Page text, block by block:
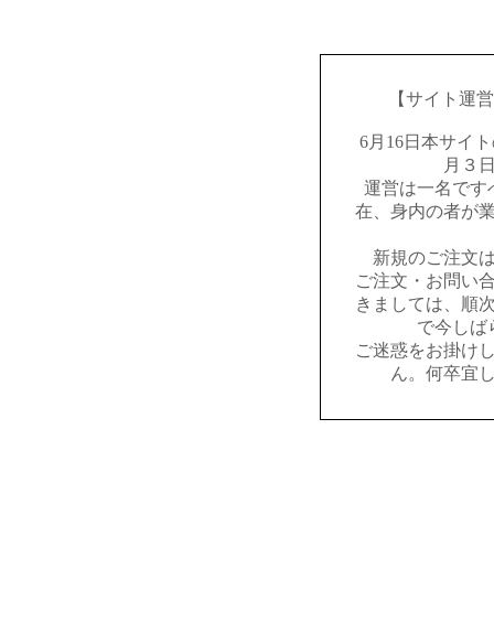
【サイト運
6月16日本サイ
月３
運営は一名です
在、身内の者が
新規のご注文
ご注文・お問い
きましては、順
で今しば
ご迷惑をお掛け
ん。何卒宜